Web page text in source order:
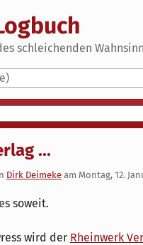
schleichenden
...
Dirk Deimeke am Montag, 12.
soweit.
wird der Rheinwerk